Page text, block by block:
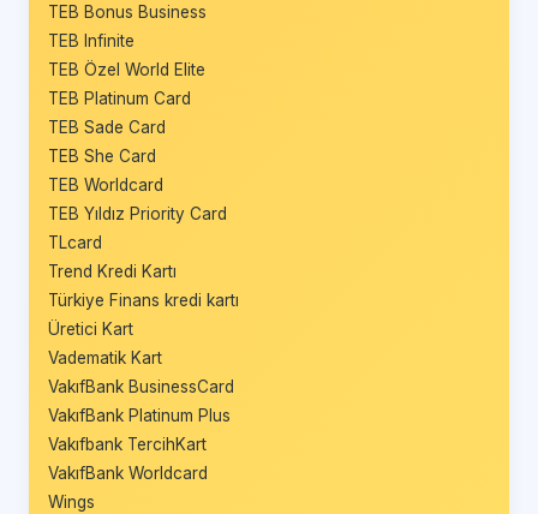
TEB Bonus Business
TEB Infinite
TEB Özel World Elite
TEB Platinum Card
TEB Sade Card
TEB She Card
TEB Worldcard
TEB Yıldız Priority Card
TLcard
Trend Kredi Kartı
Türkiye Finans kredi kartı
Üretici Kart
Vadematik Kart
VakıfBank BusinessCard
VakıfBank Platinum Plus
Vakıfbank TercihKart
VakıfBank Worldcard
Wings